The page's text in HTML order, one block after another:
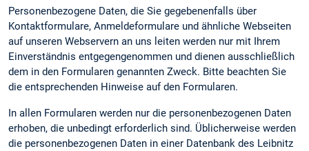
Personenbezogene Daten, die Sie gegebenenfalls über
Kontaktformulare, Anmeldeformulare und ähnliche Webseiten
auf unseren Webservern an uns leiten werden nur mit Ihrem
Einverständnis entgegengenommen und dienen ausschließlich
dem in den Formularen genannten Zweck. Bitte beachten Sie
die entsprechenden Hinweise auf den Formularen.
In allen Formularen werden nur die personenbezogenen Daten
erhoben, die unbedingt erforderlich sind. Üblicherweise werden
die personenbezogenen Daten in einer Datenbank des Leibnitz